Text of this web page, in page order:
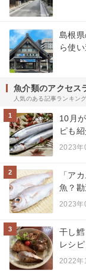
島根
ら使
魚介類のアクセス
人気のある記事ランキング
1
10月
ピも紹
2023年
2
「ア
魚？勘
2023年
3
干し
レシピ
2022年